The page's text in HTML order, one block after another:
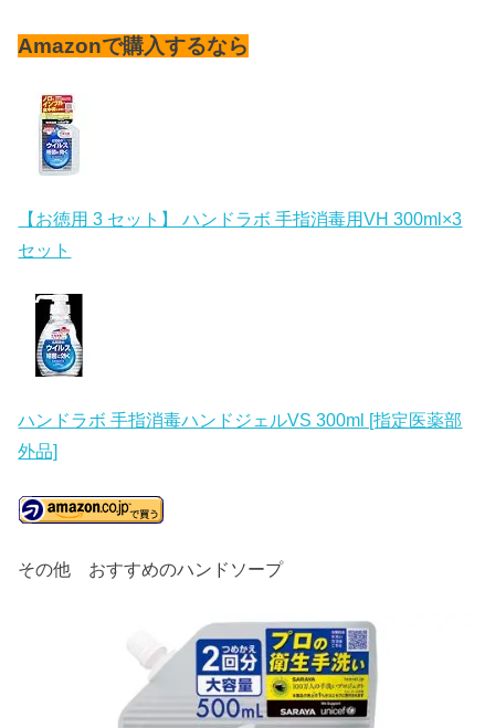
Amazonで購入するなら
【お徳用 3 セット】 ハンドラボ 手指消毒用VH 300ml×3
セット
ハンドラボ 手指消毒ハンドジェルVS 300ml [指定医薬部
外品]
その他 おすすめのハンドソープ